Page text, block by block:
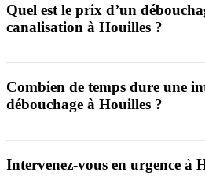
Quel est le prix d’un
canalisation à Houilles ?
débouchage simple, comptez
interventions nécessitant un
peuvent atteindre 400€ à 800€. Nous
Combien de temps dure une
débouchage à Houilles ?
heure. Pour les obstructions plus
Intervenez-vous en urgence à